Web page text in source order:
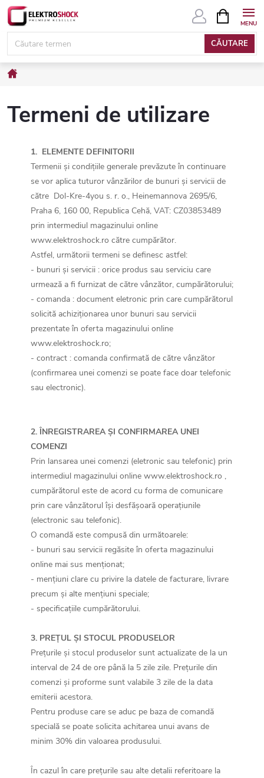
Treci
conținut
CĂUTARE
COŞ
DE
Termeni de utilizare
1. ELEMENTE DEFINITORII
Termenii și condițiile generale prevăzute în continuare
se vor aplica tuturor vânzărilor de bunuri și servicii de
către Dol-Kre-4you s. r. o., Heinemannova 2695/6,
Praha 6, 160 00, Republica Cehă, VAT: CZ03853489
prin intermediul magazinului online
www.elektroshock.ro către cumpărător.
Astfel, următorii termeni se definesc astfel:
- bunuri și servicii : orice produs sau serviciu care
urmează a fi furnizat de către vânzător, cumpărătorului;
- comanda : document eletronic prin care cumpărătorul
solicită achiziționarea unor bunuri sau servicii
prezentate în oferta magazinului online
www.elektroshock.ro;
- contract : comanda confirmată de către vânzător
(confirmarea unei comenzi se poate face doar telefonic
sau electronic).
2. ÎNREGISTRAREA ȘI CONFIRMAREA UNEI
COMENZI
Prin lansarea unei comenzi (eletronic sau telefonic) prin
intermediul magazinului online www.elektroshock.ro ,
cumpărătorul este de acord cu forma de comunicare
prin care vânzătorul își desfășoară operațiunile
(electronic sau telefonic).
O comandă este compusă din următoarele:
- bunuri sau servicii regăsite în oferta magazinului
online mai sus menționat;
- mențiuni clare cu privire la datele de facturare, livrare
precum și alte mențiuni speciale;
- specificațiile cumpărătorului.
3. PREȚUL ȘI STOCUL PRODUSELOR
Prețurile și stocul produselor sunt actualizate de la un
interval de 24 de ore până la 5 zile zile. Prețurile din
comenzi și proforme sunt valabile 3 zile de la data
emiterii acestora.
Pentru produse care se aduc pe baza de comandă
specială se poate solicita achitarea unui avans de
minim 30% din valoarea produsului.
În cazul în care prețurile sau alte detalii referitoare la